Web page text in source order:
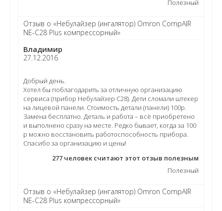
Полезный
Отзыв о «Небулайзер (ингалятор) Omron CompAIR
NE-C28 Plus компрессорный»
Владимир
27.12.2016
Добрый день.
Хотел бы поблагодарить за отличную организацию
сервиса (прибор Небулайзер C28). Дети сломали штекер
на лицевой панели. Стоимость детали (панели) 100р.
Замена бесплатно. Деталь и работа – всё приобретено
и выполнено сразу на месте. Редко бывает, когда за 100
р можно восстановить работоспособность прибора.
Спасибо за организацию и цены!
277 человек считают этот отзыв полезным
Полезный
Отзыв о «Небулайзер (ингалятор) Omron CompAIR
NE-C28 Plus компрессорный»